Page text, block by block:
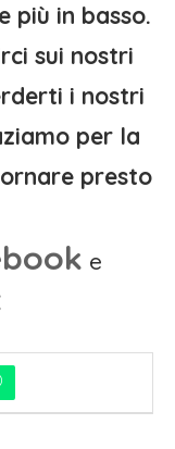
più in basso.
sui nostri
i nostri
per la
presto
e